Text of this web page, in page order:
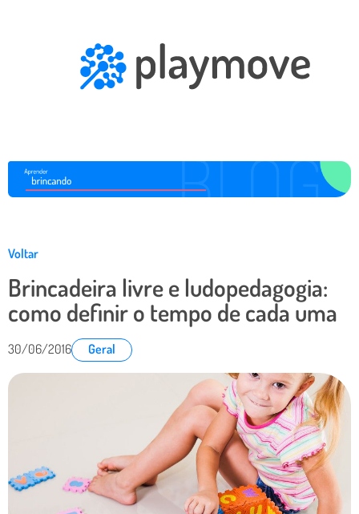
Voltar
Brincadeira livre e ludopedagogia:
como definir o tempo de cada uma
30/06/2016 Geral